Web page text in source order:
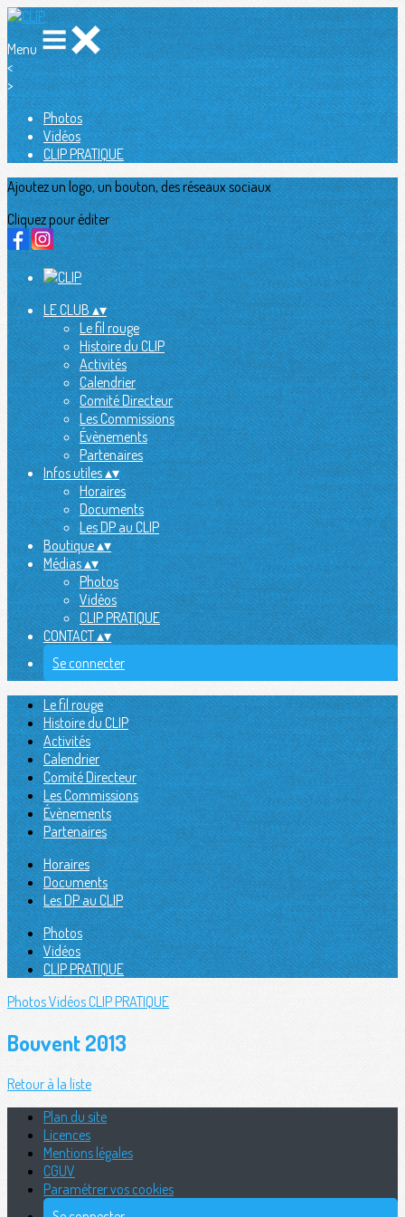
Menu
<
>
Photos
Vidéos
CLIP PRATIQUE
Ajoutez un logo, un bouton, des réseaux sociaux
Cliquez pour éditer
LE CLUB▴▾
Le fil rouge
Histoire du CLIP
Activités
Calendrier
Comité Directeur
Les Commissions
Évènements
Partenaires
Infos utiles▴▾
Horaires
Documents
Les DP au CLIP
Boutique▴▾
Médias▴▾
Photos
Vidéos
CLIP PRATIQUE
CONTACT▴▾
Se connecter
Le fil rouge
Histoire du CLIP
Activités
Calendrier
Comité Directeur
Les Commissions
Évènements
Partenaires
Horaires
Documents
Les DP au CLIP
Photos
Vidéos
CLIP PRATIQUE
PhotosVidéosCLIP PRATIQUE
Bouvent 2013
Retour à la liste
Plan du site
Licences
Mentions légales
CGUV
Paramétrer vos cookies